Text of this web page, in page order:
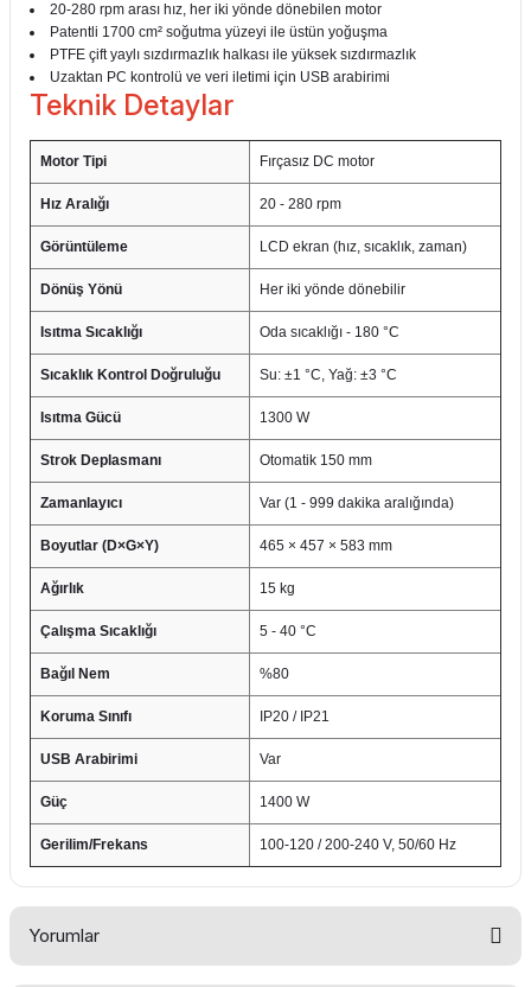
20-280 rpm arası hız, her iki yönde dönebilen motor
Patentli 1700 cm² soğutma yüzeyi ile üstün yoğuşma
PTFE çift yaylı sızdırmazlık halkası ile yüksek sızdırmazlık
Uzaktan PC kontrolü ve veri iletimi için USB arabirimi
Teknik Detaylar
Motor Tipi Fırçasız DC motor
Hız Aralığı 20 - 280 rpm
Görüntüleme LCD ekran (hız, sıcaklık, zaman)
Dönüş Yönü Her iki yönde dönebilir
Isıtma Sıcaklığı Oda sıcaklığı - 180 °C
Sıcaklık Kontrol Doğruluğu Su: ±1 °C, Yağ: ±3 °C
Isıtma Gücü 1300 W
Strok Deplasmanı Otomatik 150 mm
Zamanlayıcı Var (1 - 999 dakika aralığında)
Boyutlar (D×G×Y) 465 × 457 × 583 mm
Ağırlık 15 kg
Çalışma Sıcaklığı 5 - 40 °C
Bağıl Nem %80
Koruma Sınıfı IP20 / IP21
USB Arabirimi Var
Güç 1400 W
Gerilim/Frekans 100-120 / 200-240 V, 50/60 Hz
Yorumlar